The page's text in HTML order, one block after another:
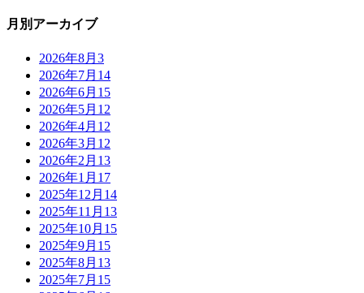
月別アーカイブ
2026年8月 3
2026年7月 14
2026年6月 15
2026年5月 12
2026年4月 12
2026年3月 12
2026年2月 13
2026年1月 17
2025年12月 14
2025年11月 13
2025年10月 15
2025年9月 15
2025年8月 13
2025年7月 15